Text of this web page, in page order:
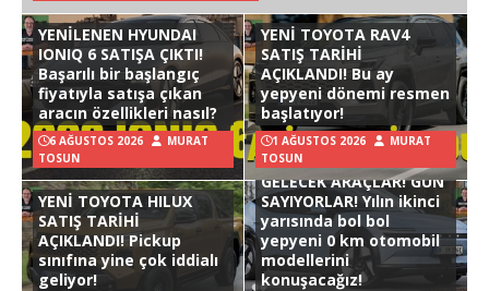
YENİLENEN HYUNDAI
IONIQ 6 SATIŞA ÇIKTI!
Başarılı bir başlangıç
fiyatıyla satışa çıkan
aracın özellikleri nasıl?
6 AĞUSTOS 2026
MURAT
TOSUN
YENİ TOYOTA RAV4
SATIŞ TARİHİ
AÇIKLANDI! Bu ay
yepyeni dönemi resmen
başlatıyor!
1 AĞUSTOS 2026
MURAT
TOSUN
YENİ TOYOTA HILUX
SATIŞ TARİHİ
AÇIKLANDI! Pickup
sınıfına yine çok iddialı
geliyor!
GELECEK ARAÇLAR! GÜN
SAYIYORLAR! Yılın ikinci
yarısında bol bol
yepyeni 0 km otomobil
modellerini
konuşacağız!